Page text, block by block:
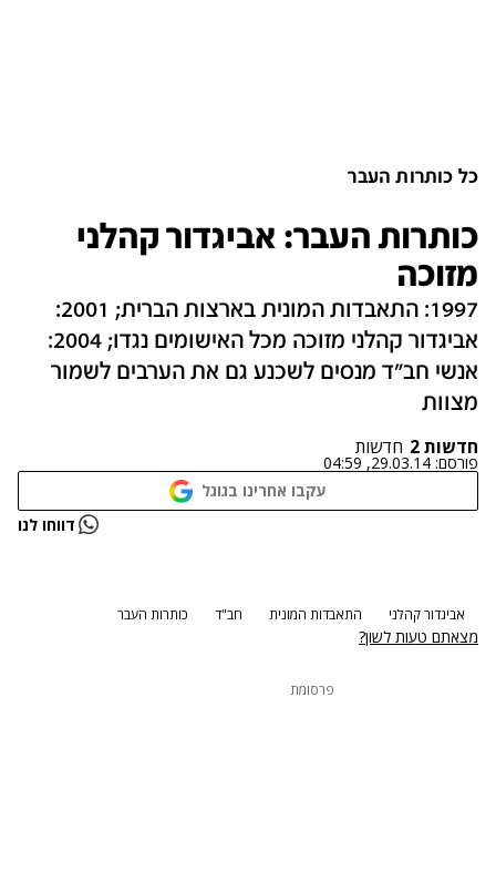
כל כותרות העבר
כותרות העבר: אביגדור קהלני
מזוכה
1997: התאבדות המונית בארצות הברית; 2001:
אביגדור קהלני מזוכה מכל האישומים נגדו; 2004:
אנשי חב"ד מנסים לשכנע גם את הערבים לשמור
מצוות
חדשות 2 חדשות
פורסם: 29.03.14, 04:59
עקבו אחרינו בגוגל
נתקלנו בבעיה דווחו לנו
אביגדור קהלני התאבדות המונית חב"ד כותרות העבר
מצאתם טעות לשון?
פרסומת